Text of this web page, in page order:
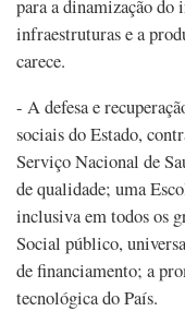
para a dinamização do
infraestruturas e a
carece.
- A defesa e
sociais do Estado,
Serviço Nacional de
de qualidade; uma
inclusiva em todos os
Social público,
de financiamento; a
tecnológica do País.